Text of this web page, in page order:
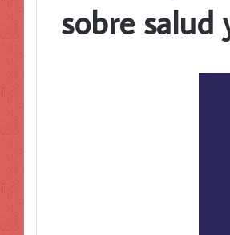
sobre salud